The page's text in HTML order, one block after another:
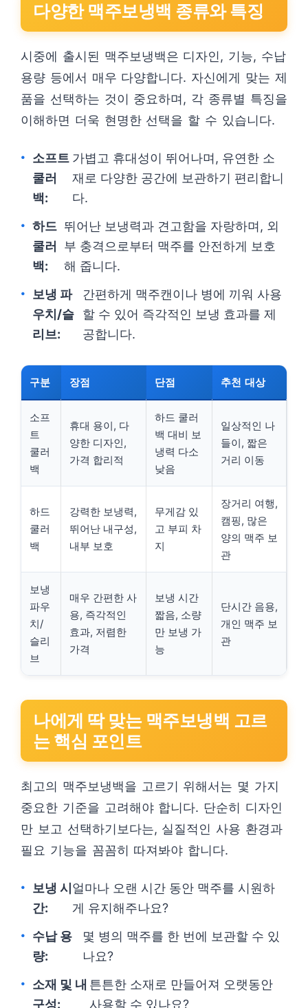
다양한 맥주보냉백 종류와 특징
시중에 출시된 맥주보냉백은 디자인, 기능, 수납
용량 등에서 매우 다양합니다. 자신에게 맞는 제
품을 선택하는 것이 중요하며, 각 종류별 특징을
이해하면 더욱 현명한 선택을 할 수 있습니다.
소프트
쿨러
백:
가볍고 휴대성이 뛰어나며, 유연한 소
재로 다양한 공간에 보관하기 편리합니
다.
하드
쿨러
백:
뛰어난 보냉력과 견고함을 자랑하며, 외
부 충격으로부터 맥주를 안전하게 보호
해 줍니다.
보냉 파
우치/슬
리브:
간편하게 맥주캔이나 병에 끼워 사용
할 수 있어 즉각적인 보냉 효과를 제
공합니다.
구분 장점 단점 추천 대상
소프
트
쿨러
백
휴대 용이, 다
양한 디자인,
가격 합리적
하드 쿨러
백 대비 보
냉력 다소
낮음
일상적인 나
들이, 짧은
거리 이동
하드
쿨러
백
강력한 보냉력,
뛰어난 내구성,
내부 보호
무게감 있
고 부피 차
지
장거리 여행,
캠핑, 많은
양의 맥주 보
관
보냉
파우
치/
슬리
브
매우 간편한 사
용, 즉각적인
효과, 저렴한
가격
보냉 시간
짧음, 소량
만 보냉 가
능
단시간 음용,
개인 맥주 보
관
나에게 딱 맞는 맥주보냉백 고르
는 핵심 포인트
최고의 맥주보냉백을 고르기 위해서는 몇 가지
중요한 기준을 고려해야 합니다. 단순히 디자인
만 보고 선택하기보다는, 실질적인 사용 환경과
필요 기능을 꼼꼼히 따져봐야 합니다.
보냉 시
간:
얼마나 오랜 시간 동안 맥주를 시원하
게 유지해주나요?
수납 용
량:
몇 병의 맥주를 한 번에 보관할 수 있
나요?
소재 및 내
구성:
튼튼한 소재로 만들어져 오랫동안
사용할 수 있나요?